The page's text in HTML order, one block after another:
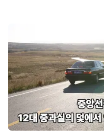
드리겠습니다.